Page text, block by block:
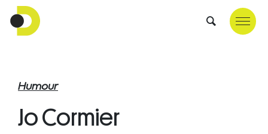
Jo Cormier
Humour